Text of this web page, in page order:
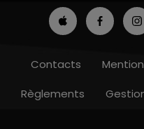
Contacts
Règlements